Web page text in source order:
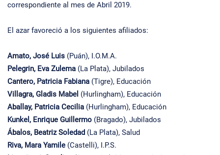
correspondiente al mes de Abril 2019.
El azar favoreció a los siguientes afiliados:
Amato, José Luis (Puán), I.O.M.A.
Pelegrin, Eva Zulema (La Plata), Jubilados
Cantero, Patricia Fabiana (Tigre), Educación
Villagra, Gladis Mabel (Hurlingham), Educación
Aballay, Patricia Cecilia (Hurlingham), Educación
Kunkel, Enrique Guillermo (Bragado), Jubilados
Ábalos, Beatriz Soledad (La Plata), Salud
Riva, Mara Yamile (Castelli), I.P.S.